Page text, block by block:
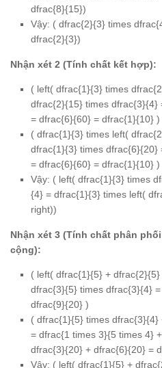
dfrac{8}{15})
Vậy: ( dfrac{2}{3} times
dfrac{2}{3})
Nhận xét 2 (Tính chất kết hợp):
( left( dfrac{1}{3} times
dfrac{2}{15} times
= dfrac{6}{60} = dfrac{1}{10} )
( dfrac{1}{3} times left(
dfrac{1}{3} times
= dfrac{6}{60} = dfrac{1}{10} )
Vậy: ( left( dfrac{1}{3} times
{4} = dfrac{1}{3} times left(
right))
Nhận xét 3 (Tính chất phân
cộng):
( left( dfrac{1}{5} +
dfrac{3}{5} times dfrac{3}{4}
dfrac{9}{20} )
( dfrac{1}{5} times
= dfrac{1 times 3}{5 times 4}
dfrac{3}{20} + dfrac{6}{20} =
Vậy: ( left( dfrac{1}{5} +